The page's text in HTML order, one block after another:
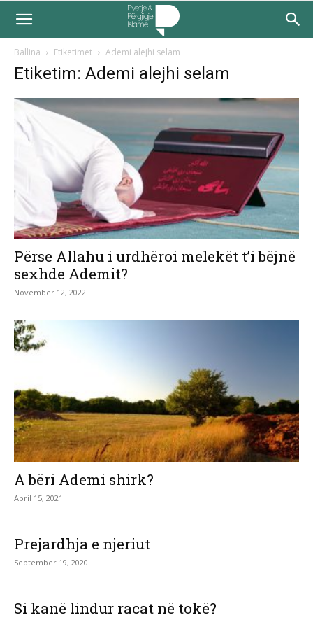
Ballina Etiketimet Ademi alejhi selam
Etiketim: Ademi alejhi selam
Përse Allahu i urdhëroi melekët t’i bëjnë
sexhde Ademit?
November 12, 2022
A bëri Ademi shirk?
April 15, 2021
Prejardhja e njeriut
September 19, 2020
Si kanë lindur racat në tokë?